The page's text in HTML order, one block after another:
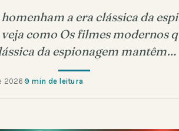
a era clássica da
veja como Os filmes modernos
da espionagem mantêm…
2026 ·9 min de leitura